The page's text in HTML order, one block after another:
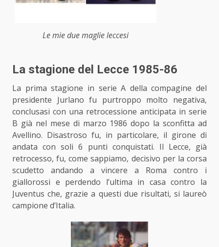
Le mie due maglie leccesi
La stagione del Lecce 1985-86
La prima stagione in serie A della compagine del
presidente Jurlano fu purtroppo molto negativa,
conclusasi con una retrocessione anticipata in serie
B già nel mese di marzo 1986 dopo la sconfitta ad
Avellino. Disastroso fu, in particolare, il girone di
andata con soli 6 punti conquistati. Il Lecce, già
retrocesso, fu, come sappiamo, decisivo per la corsa
scudetto andando a vincere a Roma contro i
giallorossi e perdendo l’ultima in casa contro la
Juventus che, grazie a questi due risultati, si laureò
campione d’Italia.